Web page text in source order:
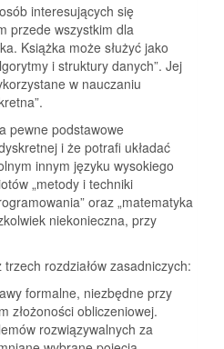
interesujących się
przede wszystkim dla
Książka może służyć jako
i struktury danych”. Jej
w nauczaniu
pewne podstawowe
i że potrafi układać
innym języku wysokiego
„metody i techniki
oraz „matematyka
niekonieczna, przy
rozdziałów zasadniczych:
formalne, niezbędne przy
złożoności obliczeniowej.
rozwiązywalnych za